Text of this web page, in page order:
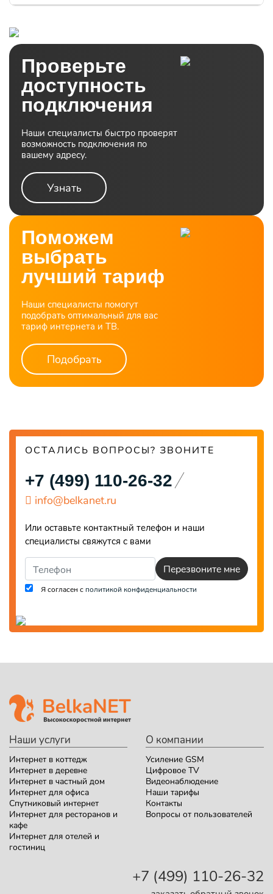
Проверьте
доступность
подключения
Наши специалисты быстро проверят
возможность подключения по
вашему адресу.
Узнать
Поможем
выбрать
лучший тариф
Наши специалисты помогут
подобрать оптимальный для вас
тариф интернета и ТВ.
Подобрать
ОСТАЛИСЬ ВОПРОСЫ? ЗВОНИТЕ
+7 (499) 110-26-32
info@belkanet.ru
Или оставьте контактный телефон и наши
специалисты свяжутся с вами
Перезвоните мне
Я согласен сполитикой конфиденциальности
Наши услуги
Интернет в коттедж
Интернет в деревне
Интернет в частный дом
Интернет для офиса
Спутниковый интернет
Интернет для ресторанов и
кафе
Интернет для отелей и
гостиниц
О компании
Усиление GSM
Цифровое TV
Видеонаблюдение
Наши тарифы
Контакты
Вопросы от пользователей
+7 (499) 110-26-32